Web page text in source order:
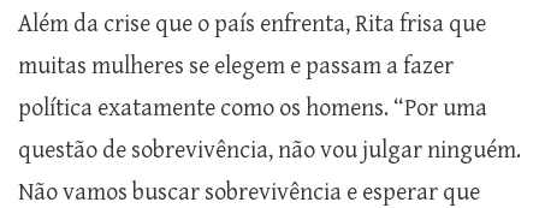
Além da crise que o país enfrenta, Rita frisa que
muitas mulheres se elegem e passam a fazer
política exatamente como os homens. “Por uma
questão de sobrevivência, não vou julgar ninguém.
Não vamos buscar sobrevivência e esperar que